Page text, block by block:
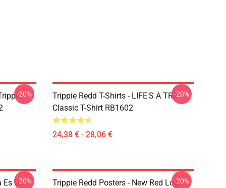
-20%
Trippie Redd T-Shirts - LIFE'S A TRIP
Classic T-Shirt RB1602
24,38 € - 28,06 €
-20%
Es Un-20%
Trippie Redd Posters - New Red Logo
-20%